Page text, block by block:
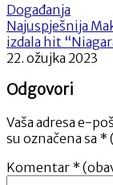
Događanja
Najuspješnija
izdala hit
22. ožujka 2023
Odgovori
Vaša adresa e-
su označena sa *
Komentar *